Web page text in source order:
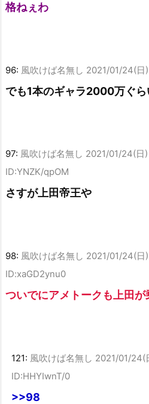
格ねぇわ
96: 風吹けば名無し 2021/01/24(日
でも1本のギャラ2000万ぐら
97: 風吹けば名無し 2021/01/24(日
ID:YNZK/qpOM
さすが上田帝王や
98: 風吹けば名無し 2021/01/24(
ID:xaGD2ynu0
ついでにアメトークも上田
121: 風吹けば名無し 2021/01/24(
ID:HHYIwnT/0
>>98